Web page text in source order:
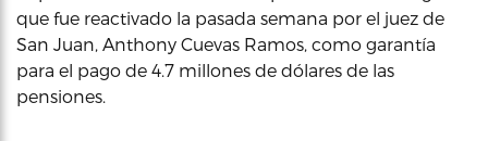
que fue reactivado la pasada semana por el juez de
San Juan, Anthony Cuevas Ramos, como garantía
para el pago de 4.7 millones de dólares de las
pensiones.